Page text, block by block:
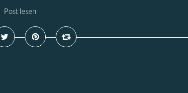
Post lesen